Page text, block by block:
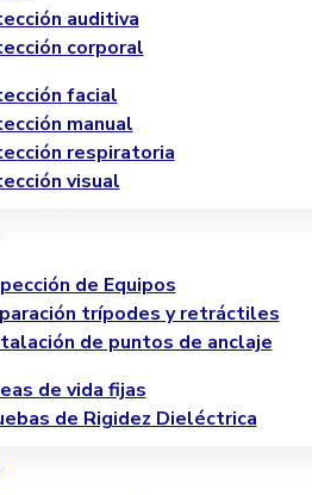
auditiva
corporal
facial
manual
respiratoria
visual
de Equipos
trípodes y retráctiles
de puntos de anclaje
de vida fijas
de Rigidez Dieléctrica